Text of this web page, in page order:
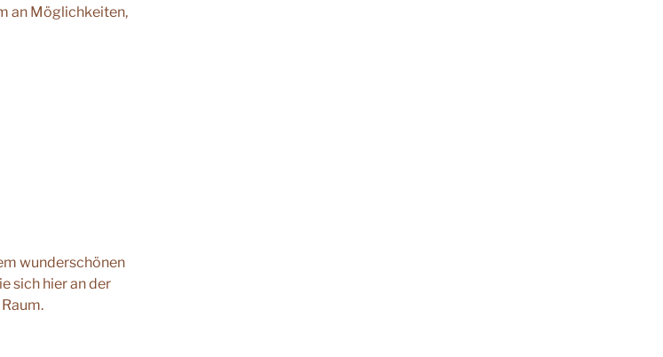
an Möglichkeiten,
wunderschönen
sich hier an der